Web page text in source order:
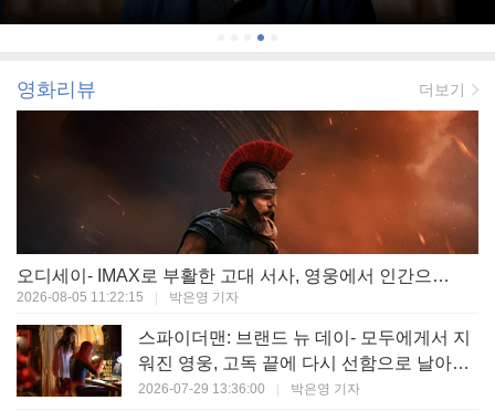
영화리뷰 더보기
오디세이- IMAX로 부활한 고대 서사, 영웅에서 인간으로의 귀환 (오락성 9 | 작품성 9)
2026-08-05 11:22:15 박은영 기자
스파이더맨: 브랜드 뉴 데이- 모두에게서 지
워진 영웅, 고독 끝에 다시 선함으로 날아오
르다 (오락성 8 | 작품성 8)
2026-07-29 13:36:00 박은영 기자